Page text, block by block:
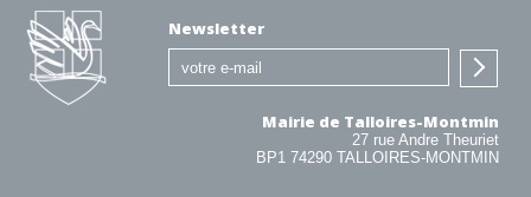
Newsletter
Mairie de Talloires-Montmin
27 rue Andre Theuriet
BP1 74290 TALLOIRES-MONTMIN